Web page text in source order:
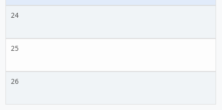
24
25
26